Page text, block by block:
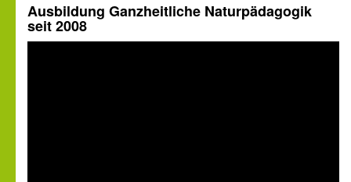
Ausbildung Ganzheitliche Naturpädagogik
seit 2008